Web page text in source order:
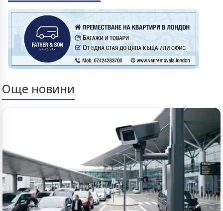
Още новини